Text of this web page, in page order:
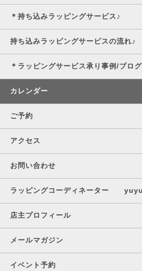
＊持ち込みラッピングサービス♪
持ち込みラッピングサービスの流れ♪
＊ラッピングサービス承り事例/ブロ
カレンダー
ご予約
アクセス
お問い合わせ
ラッピングコーディネーター
店主プロフィール
メールマガジン
イベント予約